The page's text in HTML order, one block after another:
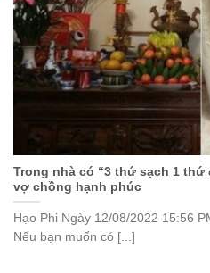
Trong nhà có “3 thứ sạch 1 thứ
vợ chồng hạnh phúc
Hạo Phi Ngày 12/08/2022 15:56
Nếu bạn muốn có [...]